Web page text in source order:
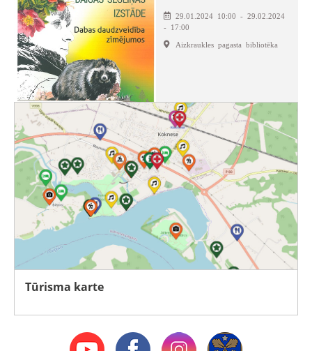
29.01.2024 10:00 - 29.02.2024
- 17:00
Aizkraukles pagasta bibliotēka
Tūrisma karte